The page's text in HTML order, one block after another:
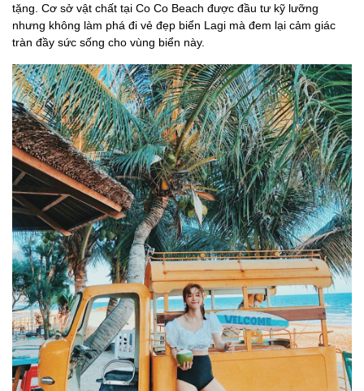
tặng. Cơ sở vật chất tại Co Co Beach được đầu tư kỹ lưỡng
nhưng không làm phá đi vẻ đẹp biển Lagi mà đem lại cảm giác
tràn đầy sức sống cho vùng biển này.